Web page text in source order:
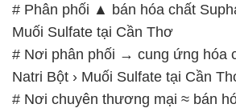
# Phân phối ▲ bán hóa chất
Muối Sulfate tại Cần Thơ
# Nơi phân phối → cung ứng hóa
Natri Bột › Muối Sulfate tại Cần
# Nơi chuyên thương mại ≈ bán